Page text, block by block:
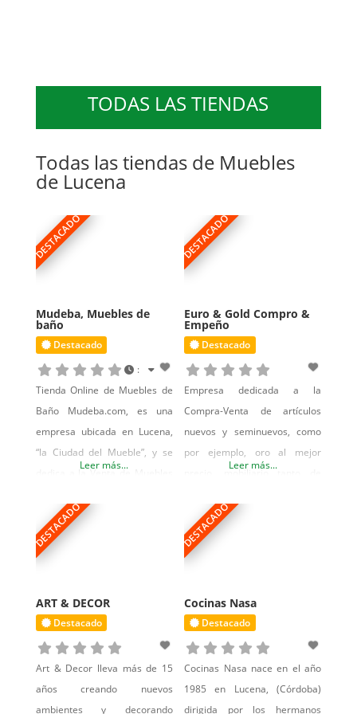
productos del baño.TODAS LAS TIENDAS
Todas las tiendas de Muebles
de Lucena
DESTACADO
Mudeba, Muebles de
baño
Destacado
:
Tienda Online de Muebles de
Baño Mudeba.com, es una
empresa ubicada en Lucena,
“la Ciudad del Mueble”, y se
dedica a la Venta de Muebles
todo tipo de muebles de baño,
modernos, rústicos, vintage,
clásicos y de todas la medidas.
platos de ducha, accesorios de
baño entre otros productos del
baño.
Leer más...
DESTACADO
Euro & Gold Compro &
Empeño
Destacado
Empresa dedicada a la
Compra-Venta de artículos
nuevos y seminuevos, como
por ejemplo, oro al mejor
precio, mobiliario tanto de
comercial, electrodomésticos,
iluminación, decoración,
imagen y sonido,
informática, etc… Un gran
bazar donde encontrar lo que
necesites o lo quieras vender,
Leer más...
DESTACADO
ART & DECOR
Destacado
Art & Decor lleva más de 15
años creando nuevos
ambientes y decorando
DESTACADO
Cocinas Nasa
Destacado
Cocinas Nasa nace en el año
1985 en Lucena, (Córdoba)
dirigida por los hermanos